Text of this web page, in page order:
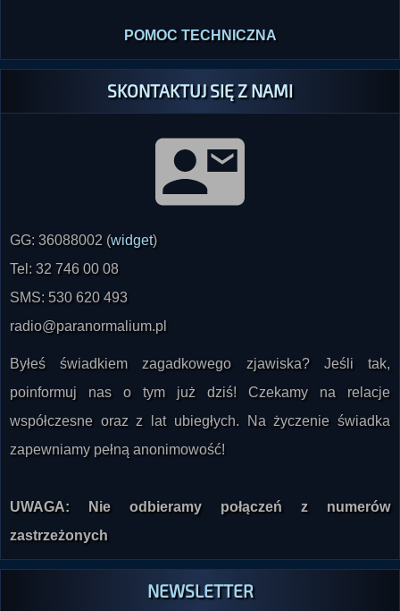
SKONTAKTUJ SIĘ Z NAMI
)
Tel: 32 746 00 08
SMS: 530 620 493
radio@paranormalium.pl
Byłeś świadkiem zagadkowego zjawiska? Jeśli tak,
poinformuj nas o tym już dziś! Czekamy na relacje
współczesne oraz z lat ubiegłych. Na życzenie świadka
zapewniamy pełną anonimowość!
zastrzeżonych
NEWSLETTER
Zapisz się do naszego newslettera i bądź na bieżąco z